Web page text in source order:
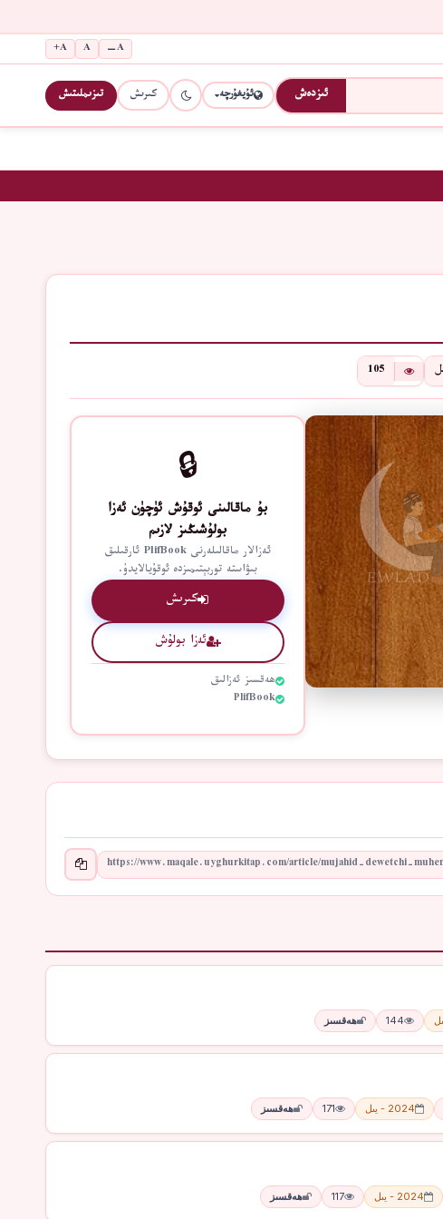
A−
A
A+
ئىزدەش ئۇيغۇرچە كىرىش تىزىملىتىش
105
🔒
بۇ ماقالىنى ئوقۇش ئۈچۈن ئەزا
بولۇشىڭىز لازىم
ئەزالار ماقالىلەرنى PlifBook ئارقىلىق
بىۋاستە توربېتىمىزدە ئوقۇيالايدۇ.
كىرىش
ئەزا بولۇش
ھەقسىز ئەزالىق
PlifBook
144 ھەقسىز
2024 - يىل 171 ھەقسىز
2024 - يىل 117 ھەقسىز